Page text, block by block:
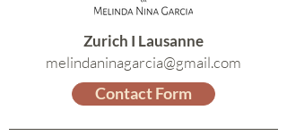
Zurich I Lausanne
melindaninagarcia@gmail.com
Contact Form